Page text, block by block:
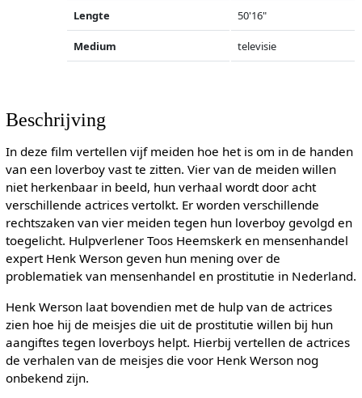
Lengte 50'16"
Medium televisie
Beschrijving
In deze film vertellen vijf meiden hoe het is om in de handen
van een loverboy vast te zitten. Vier van de meiden willen
niet herkenbaar in beeld, hun verhaal wordt door acht
verschillende actrices vertolkt. Er worden verschillende
rechtszaken van vier meiden tegen hun loverboy gevolgd en
toegelicht. Hulpverlener Toos Heemskerk en mensenhandel
expert Henk Werson geven hun mening over de
problematiek van mensenhandel en prostitutie in Nederland.
Henk Werson laat bovendien met de hulp van de actrices
zien hoe hij de meisjes die uit de prostitutie willen bij hun
aangiftes tegen loverboys helpt. Hierbij vertellen de actrices
de verhalen van de meisjes die voor Henk Werson nog
onbekend zijn.